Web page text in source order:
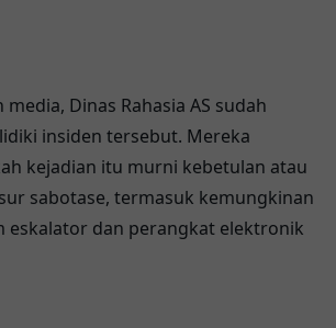
Dinas Rahasia AS sudah
insiden tersebut. Mereka
kejadian itu murni kebetulan atau
sabotase, termasuk kemungkinan
eskalator dan perangkat elektronik